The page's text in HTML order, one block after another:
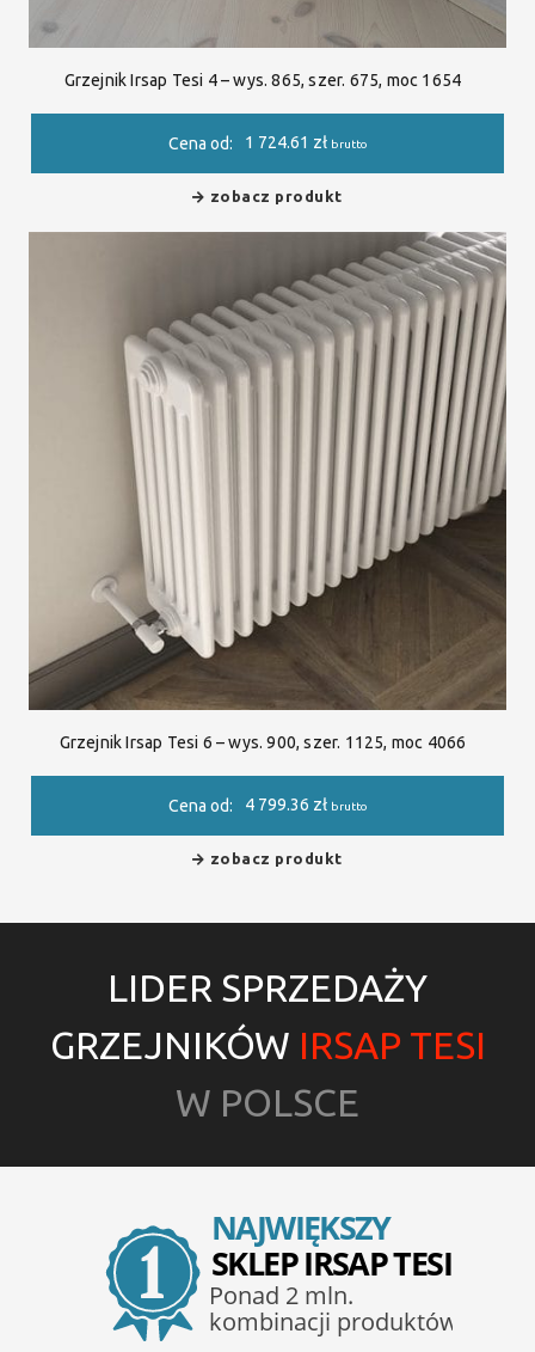
Grzejnik Irsap Tesi 4 – wys. 865, szer. 675, moc 1654
Cena od: 1 724.61 zł brutto
zobacz produkt
Grzejnik Irsap Tesi 6 – wys. 900, szer. 1125, moc 4066
Cena od: 4 799.36 zł brutto
zobacz produkt
LIDER SPRZEDAŻY
GRZEJNIKÓW IRSAP TESI
W POLSCE